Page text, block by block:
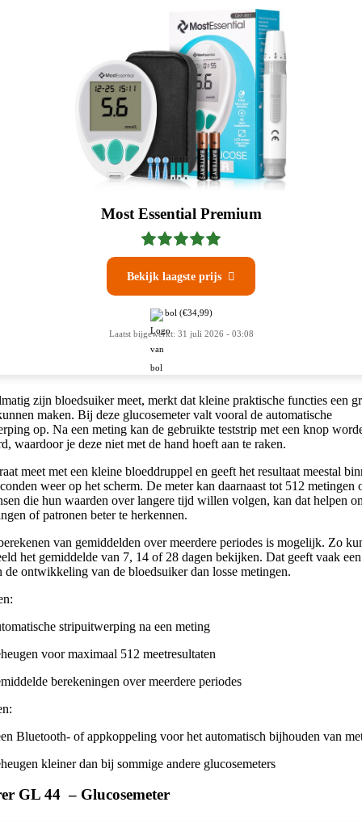
Most Essential Premium
Bekijk laagste prijs 
bol (€34,99)
Laatst bijgewerkt: 31 juli 2026 - 03:08
zijn bloedsuiker meet, merkt dat kleine praktische functies een
maken. Bij deze glucosemeter valt vooral de automatische
op. Na een meting kan de gebruikte teststrip met een knop
waardoor je deze niet met de hand hoeft aan te raken.
meet met een kleine bloeddruppel en geeft het resultaat meestal
weer op het scherm. De meter kan daarnaast tot 512 metingen
die hun waarden over langere tijd willen volgen, kan dat helpen
of patronen beter te herkennen.
van gemiddelden over meerdere periodes is mogelijk. Zo
het gemiddelde van 7, 14 of 28 dagen bekijken. Dat geeft vaak
de ontwikkeling van de bloedsuiker dan losse metingen.
stripuitwerping na een meting
voor maximaal 512 meetresultaten
berekeningen over meerdere periodes
Bluetooth- of appkoppeling voor het automatisch bijhouden van
kleiner dan bij sommige andere glucosemeters
GL 44 – Glucosemeter